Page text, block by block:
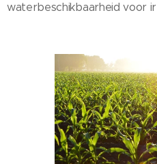
waterbeschikbaarheid voor